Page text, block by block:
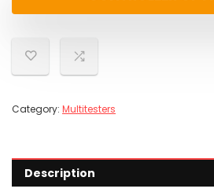
Category: Multitesters
Description